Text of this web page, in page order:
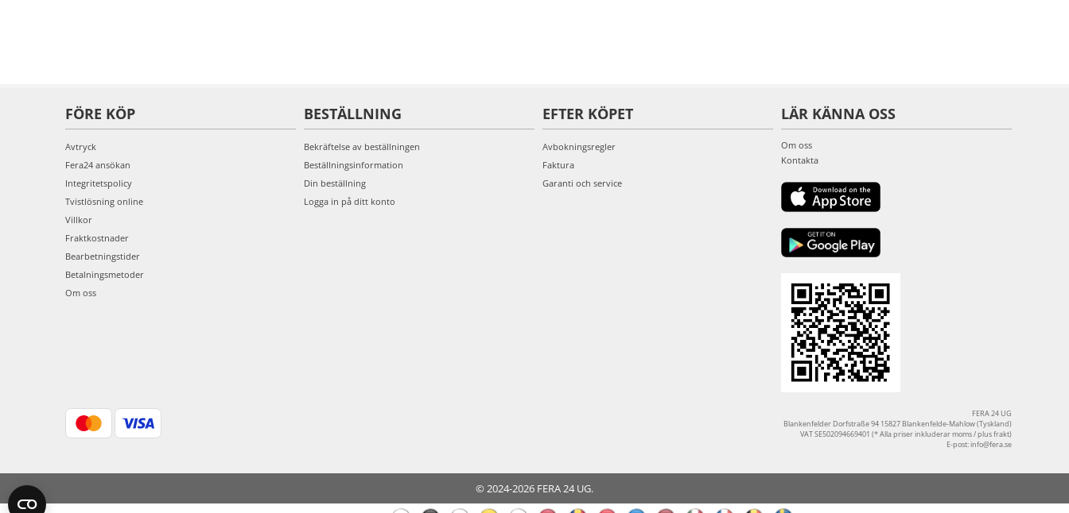
FÖRE KÖP
Avtryck
Fera24 ansökan
Integritetspolicy
Tvistlösning online
Villkor
Fraktkostnader
Bearbetningstider
Betalningsmetoder
Om oss
BESTÄLLNING
Bekräftelse av beställningen
Beställningsinformation
Din beställning
Logga in på ditt konto
EFTER KÖPET
Avbokningsregler
Faktura
Garanti och service
LÄR KÄNNA OSS
Om oss
Kontakta
FERA 24 UG
Blankenfelder Dorfstraße 94 15827 Blankenfelde-Mahlow (Tyskland)
VAT SE502094669401 (* Alla priser inkluderar moms / plus frakt)
E-post:info@fera.se
© 2024-2026 FERA 24 UG.